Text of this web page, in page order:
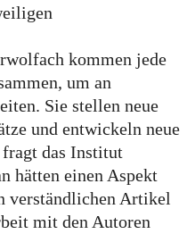
kommen jede
um an
Sie stellen neue
und entwickeln neue
fragt das Institut
hätten einen Aspekt
verständlichen Artikel
mit den Autoren